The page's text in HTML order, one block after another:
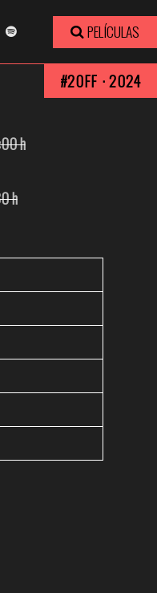
PELÍCULAS
#20FF · 2024
Ver trailer
h
h